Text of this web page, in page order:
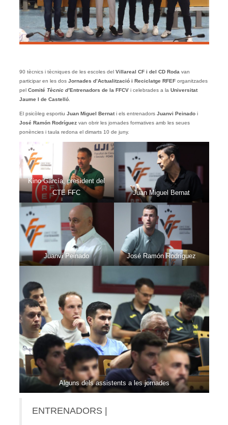
90 tècnics i tècniques de les escoles del Villareal CF i del CD Roda van
participar en les dos Jornades d’Actualització i Reciclatge RFEForganitzades
pel Comité Tècnic d’Entrenadors de la FFCVi celebrades a la Universitat
Jaume I de Castelló.
El psicòleg esportiu Juan Miguel Bernati els entrenadors Juanvi Peinadoi
José Ramón Rodríguez van obrir les jornades formatives amb les seues
ponències i taula redona el dimarts 10 de juny.
Kino García, president del
CTE FFC
Juan Miguel Bernat
Juanvi Peinado José Ramón Rodríguez
Alguns dels assistents a les jornades
ENTRENADORS |